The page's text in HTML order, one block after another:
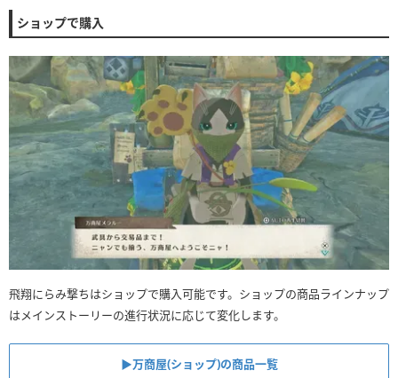
ショップで購入
飛翔にらみ撃ちはショップで購入可能です。ショップの商品ラインナップ
はメインストーリーの進行状況に応じて変化します。
▶︎万商屋(ショップ)の商品一覧